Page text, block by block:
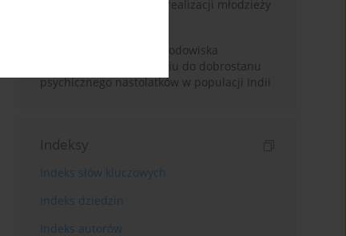
pozarządowej dla samorealizacji młodzieży
Badanie osobowości i środowiska
rodzinnego w odniesieniu do dobrostanu
psychicznego nastolatków w populacji Indii
Indeksy
Indeks słów kluczowych
Indeks dziedzin
Indeks autorów